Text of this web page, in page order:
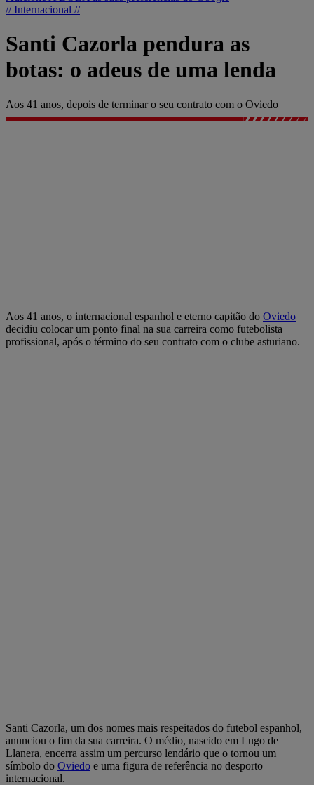
// Internacional //
Santi Cazorla pendura as
botas: o adeus de uma lenda
Aos 41 anos, depois de terminar o seu contrato com o Oviedo
Aos 41 anos, o internacional espanhol e eterno capitão do Oviedo
decidiu colocar um ponto final na sua carreira como futebolista
profissional, após o término do seu contrato com o clube asturiano.
Santi Cazorla, um dos nomes mais respeitados do futebol espanhol,
anunciou o fim da sua carreira. O médio, nascido em Lugo de
Llanera, encerra assim um percurso lendário que o tornou um
símbolo do Oviedo e uma figura de referência no desporto
internacional.